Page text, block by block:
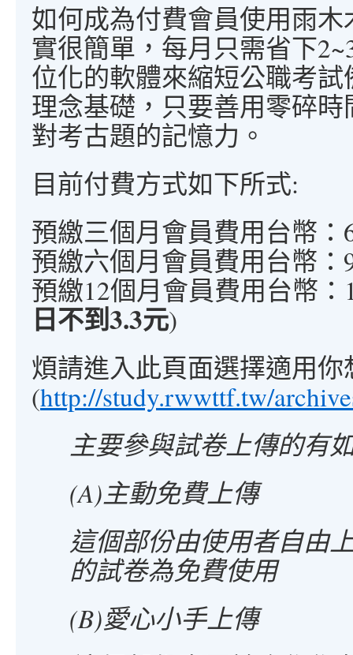
如何成為付費會員使用雨
實很簡單，每月只需省下
位化的軟體來縮短公職考
理念基礎，只要善用零碎
對考古題的記憶力。
目前付費方式如下所式:
預繳三個月會員費用台幣
預繳六個月會員費用台幣
預繳12個月會員費用台幣
日不到3.3元)
煩請進入此頁面選擇適用
(http://study.rwwttf.tw/
主要參與試卷上傳的有
(A)主動免費上傳
這個部份由使用者自由
的試卷為免費使用
(B)愛心小手上傳